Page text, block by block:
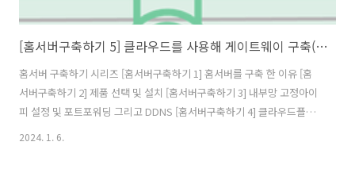
[홈서버구축하기 5] 클라우드를 사용해 게이트웨이 구축(feat.vpn)
홈서버 구축하기 시리즈 [홈서버구축하기 1] 홈서버를 구축 한 이유 [홈
서버구축하기 2] 제품 선택 및 설치 [홈서버구축하기 3] 내부망 고정아이
피 설정 및 포트포워딩 그리고 DDNS [홈서버구축하기 4] 클라우드플레
어를 활용하여 내 서버 아이피 숨기기(feat. HTTPS) [홈서버구축하기 5]
2024. 1. 6.